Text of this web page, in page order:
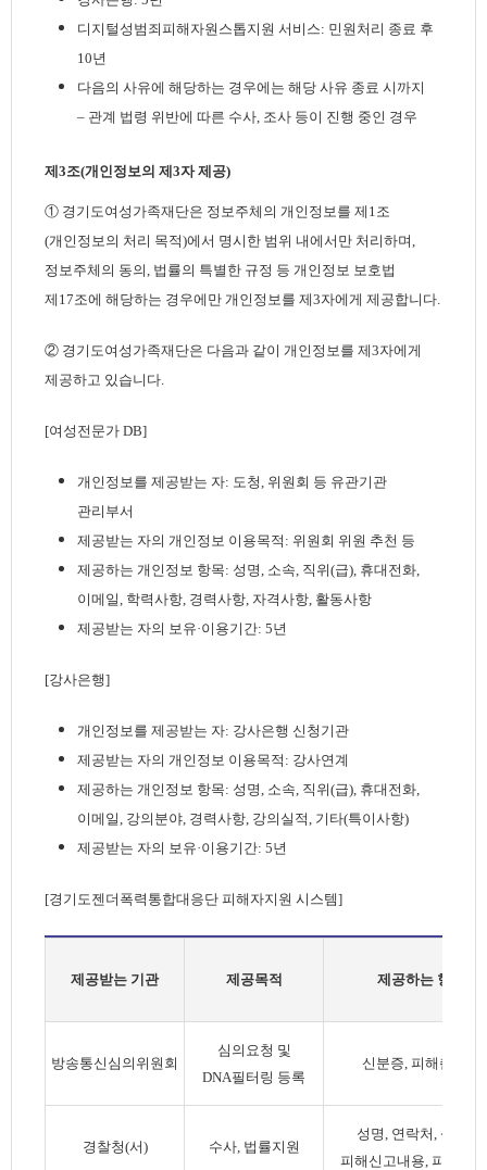
디지털성범죄피해자원스톱지원 서비스: 민원처리 종료 후
10년
다음의 사유에 해당하는 경우에는 해당 사유 종료 시까지
– 관계 법령 위반에 따른 수사, 조사 등이 진행 중인 경우
제3조(개인정보의 제3자 제공)
① 경기도여성가족재단은 정보주체의 개인정보를 제1조
(개인정보의 처리 목적)에서 명시한 범위 내에서만 처리하며,
정보주체의 동의, 법률의 특별한 규정 등 개인정보 보호법
제17조에 해당하는 경우에만 개인정보를 제3자에게 제공합니다.
② 경기도여성가족재단은 다음과 같이 개인정보를 제3자에게
제공하고 있습니다.
[여성전문가 DB]
개인정보를 제공받는 자: 도청, 위원회 등 유관기관
관리부서
제공받는 자의 개인정보 이용목적: 위원회 위원 추천 등
제공하는 개인정보 항목: 성명, 소속, 직위(급), 휴대전화,
이메일, 학력사항, 경력사항, 자격사항, 활동사항
제공받는 자의 보유·이용기간: 5년
[강사은행]
개인정보를 제공받는 자: 강사은행 신청기관
제공받는 자의 개인정보 이용목적: 강사연계
제공하는 개인정보 항목: 성명, 소속, 직위(급), 휴대전화,
이메일, 강의분야, 경력사항, 강의실적, 기타(특이사항)
제공받는 자의 보유·이용기간: 5년
[경기도젠더폭력통합대응단 피해자지원 시스템]
제공받는 기관 제공목적 제공하는 항목
방송통신심의위원회
심의요청 및
DNA필터링 등록
신분증, 피해촬영물
경찰청(서) 수사, 법률지원
성명, 연락처, 상담 및
피해신고내용, 피해촬